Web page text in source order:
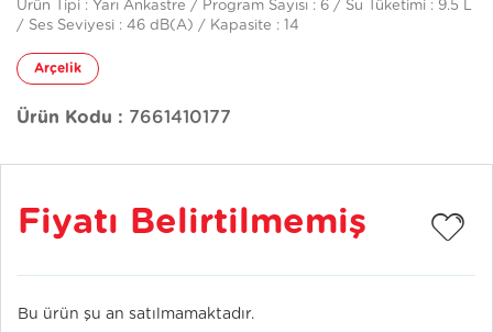
Ürün Tipi : Yarı Ankastre / Program Sayısı : 6 / Su Tüketimi : 9.5 L
/ Ses Seviyesi : 46 dB(A) / Kapasite : 14
Arçelik
Ürün Kodu : 7661410177
Fiyatı Belirtilmemiş
Bu ürün şu an satılmamaktadır.